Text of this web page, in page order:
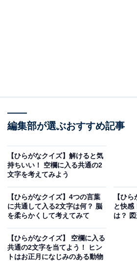
□□る
は□□り
ヒント：洗面所や浴室などで水分を
人。相撲の決まり手で、相手の胸
て後ろに転ばせる技を思い浮かべ
次ページ
編集部が選ぶおすすめ記事
【ひらがなクイズ】解けると気
持ちいい！ 空欄に入る共通の2
文字を考えてみよう
【ひらがなクイズ】4つの言葉
に共通して入る2文字は何？ 脳
を柔らかくして考えてみて
【ひ
と快感
は？
【ひらがなクイズ】 空欄に入る
共通の2文字を当てよう！ ヒン
トはお正月になじみのある動物